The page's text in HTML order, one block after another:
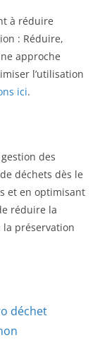
à réduire
: Réduire,
approche
l’utilisation
ici.
des
déchets dès le
et en optimisant
réduire la
préservation
déchet